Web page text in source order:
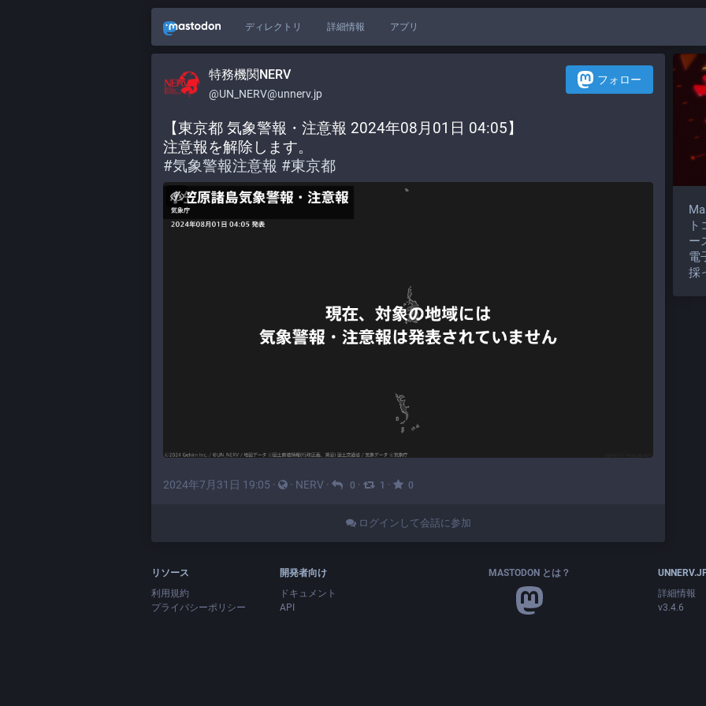
ディレクトリ 詳細情報 アプリ
特務機関NERV
@UN_NERV@unnerv.jp
フォロー
【東京都 気象警報・注意報 2024年08月01日 04:05】
注意報を解除します。
#気象警報注意報 #東京都
2024年7月31日 19:05 · · NERV · 0 · 1 · 0
ログインして会話に参加
ー
電
採
リソース
利用規約
プライバシーポリシー
開発者向け
ドキュメント
API
MASTODON とは？
詳細情報
v3.4.6